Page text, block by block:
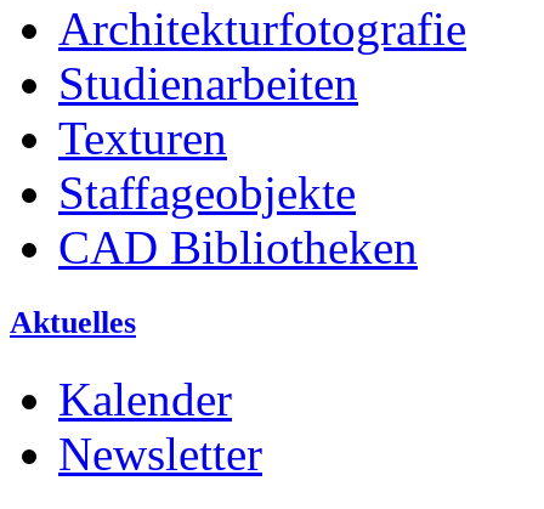
Architekturfotografie
Studienarbeiten
Texturen
Staffageobjekte
CAD Bibliotheken
Aktuelles
Kalender
Newsletter